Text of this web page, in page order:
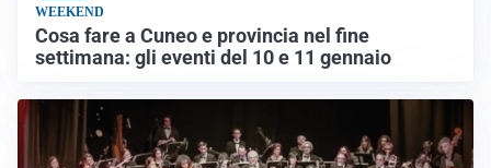
WEEKEND
Cosa fare a Cuneo e provincia nel fine
settimana: gli eventi del 10 e 11 gennaio